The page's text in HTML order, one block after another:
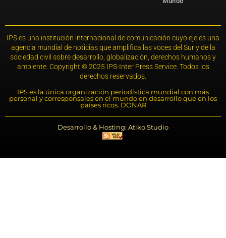
IPS es una institución internacional de comunicación cuyo eje es una
agencia mundial de noticias que amplifica las voces del Sur y de la
sociedad civil sobre desarrollo, globalización, derechos humanos y
ambiente. Copyright © 2025 IPS-Inter Press Service. Todos los
derechos reservados.
IPS es la única organización periodística mundial con más
personal y corresponsales en el mundo en desarrollo que en los
países ricos. DONAR
Desarrollo & Hosting: Atiko.Studio